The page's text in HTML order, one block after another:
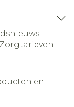
Zorgtarieven
en